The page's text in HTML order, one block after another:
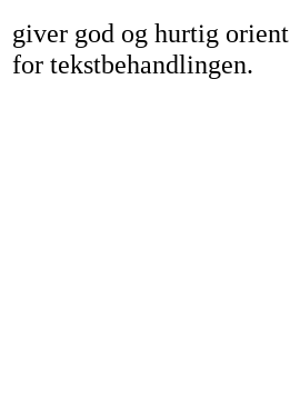
giver god og hurtig orient
for tekstbehandlingen.